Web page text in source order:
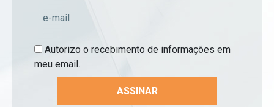
Autorizo o recebimento de informações em
meu email.